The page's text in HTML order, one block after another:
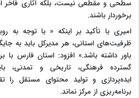
سطحی و مقطعی نیست، بلکه آثاری فاخر
برخوردار باشند.
امیری با تأکید بر اینکه « با توجه به
ظرفیت‌های استانی، هر مدیرکل باید به
باور داشته باشد.» افزود: استان فارس با
گسترده فرهنگی، تاریخی و تمدنی،
ایده‌پردازی و تولید محتوای مستقل را
برنامه‌ریزی از مرکز نماند.